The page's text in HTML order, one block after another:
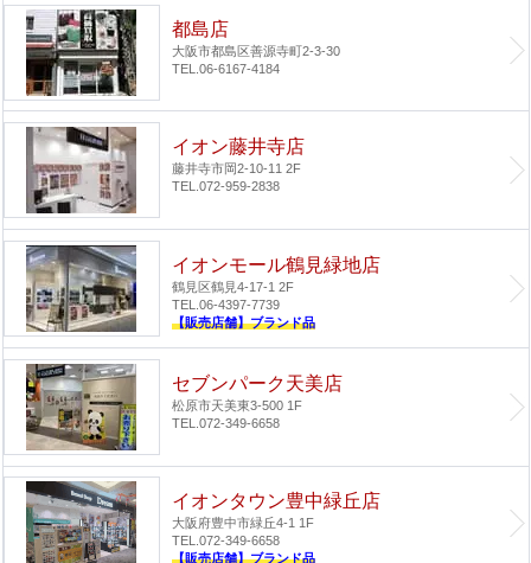
都島店
大阪市都島区善源寺町2-3-30
TEL.06-6167-4184
イオン藤井寺店
藤井寺市岡2-10-11 2F
TEL.072-959-2838
イオンモール鶴見緑地店
鶴見区鶴見4-17-1 2F
TEL.06-4397-7739
【販売店舗】ブランド品
セブンパーク天美店
松原市天美東3-500 1F
TEL.072-349-6658
イオンタウン豊中緑丘店
大阪府豊中市緑丘4-1 1F
TEL.072-349-6658
【販売店舗】ブランド品